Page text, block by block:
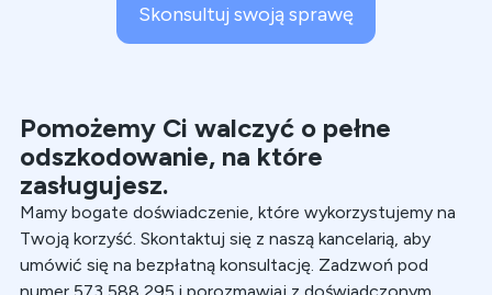
Skonsultuj swoją sprawę
Pomożemy Ci walczyć o pełne
odszkodowanie, na które
zasługujesz.
Mamy bogate doświadczenie, które wykorzystujemy na
Twoją korzyść. Skontaktuj się z naszą kancelarią, aby
umówić się na bezpłatną konsultację. Zadzwoń pod